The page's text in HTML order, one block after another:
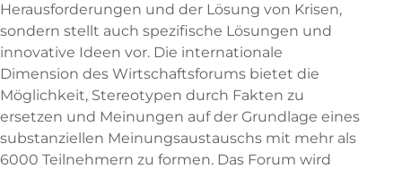
Herausforderungen und der Lösung von Krisen,
sondern stellt auch spezifische Lösungen und
innovative Ideen vor. Die internationale
Dimension des Wirtschaftsforums bietet die
Möglichkeit, Stereotypen durch Fakten zu
ersetzen und Meinungen auf der Grundlage eines
substanziellen Meinungsaustauschs mit mehr als
6000 Teilnehmern zu formen. Das Forum wird